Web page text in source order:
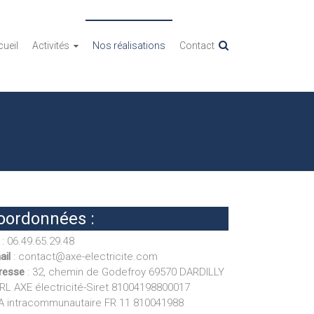
Activités Nos réalisations Contact
:
: 06.49.65.29.48
: contact@axe-electricite.com
: 32, chemin de Godefroy 69570 DARDILLY
AXE électricité-Siret 81004198800017
intracommunautaire FR 11 810041988